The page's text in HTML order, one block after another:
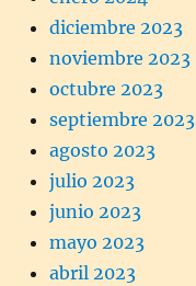
diciembre 2023
noviembre 2023
octubre 2023
septiembre 2023
agosto 2023
julio 2023
junio 2023
mayo 2023
abril 2023